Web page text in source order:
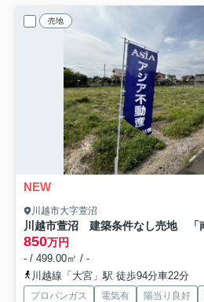
売地
NEW
川越市大字萱沼
850万円
- / 499.00㎡ / -
川越線「大宮」駅 徒歩94分車22分
プロパンガス 電気有 陽当り良好